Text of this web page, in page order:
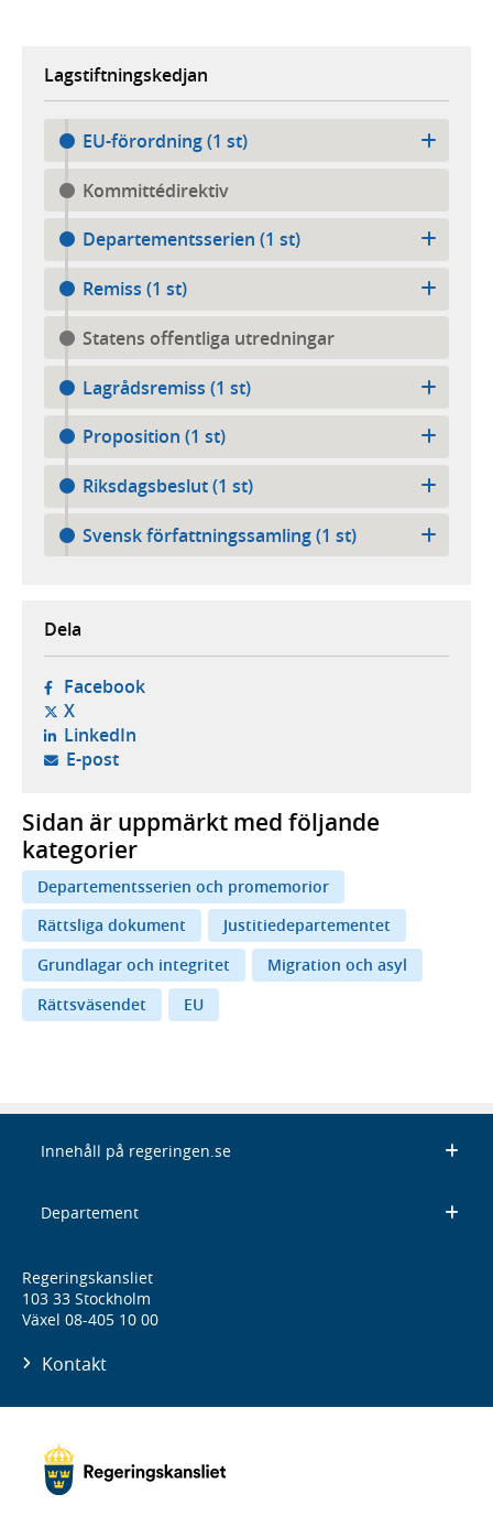
Lagstiftningskedjan
EU-förordning (1 st)
Kommittédirektiv
Departementsserien (1 st)
Remiss (1 st)
Statens offentliga utredningar
Lagrådsremiss (1 st)
Proposition (1 st)
Riksdagsbeslut (1 st)
Svensk författningssamling (1 st)
Dela
Facebook- öppnas i ny flik, extern webbplats,
X- öppnas i ny flik, extern webbplats,
LinkedIn- öppnas i ny flik, extern webbplats,
E-post- öppnar din e-postklient,
Sidan är uppmärkt med följande
kategorier
Departementsserien och promemorior
Rättsliga dokument
Justitiedepartementet
Grundlagar och integritet
Migration och asyl
Rättsväsendet
EU
Innehåll på regeringen.se
Departement
Regeringskansliet
103 33 Stockholm
Växel 08-405 10 00
Kontakt